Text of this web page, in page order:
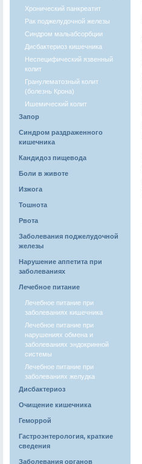
Хронический панкреатит
Рак поджелудочной железы
Синдром мальабсорбции
Дисбактериоз кишечника
Неспецифический язвенный
колит
Гранулематозный колит
(болезнь Крона)
Ишемический колит
Запор
Синдром раздраженного
кишечника
Кандидоз пищевода
Боли в животе
Изжога
Тошнота
Рвота
Заболевания поджелудочной
железы
Нарушение аппетита при
заболеваниях
Лечебное питание
Лечебное питание при
заболеваниях кишечника
Лечебное питание при
нарушениях обмена и
заболеваниях эндокринной
системы
Лечебное питание при
заболеваниях желудка
Дисбактериоз
Очищение кишечника
Геморрой
Гастроэнтерология, краткие
сведения
Заболевания органов